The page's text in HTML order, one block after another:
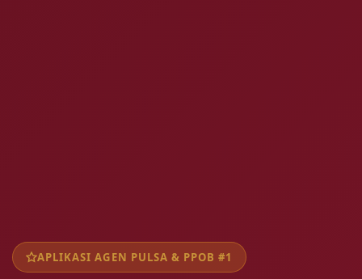
APLIKASI AGEN PULSA & PPOB #1